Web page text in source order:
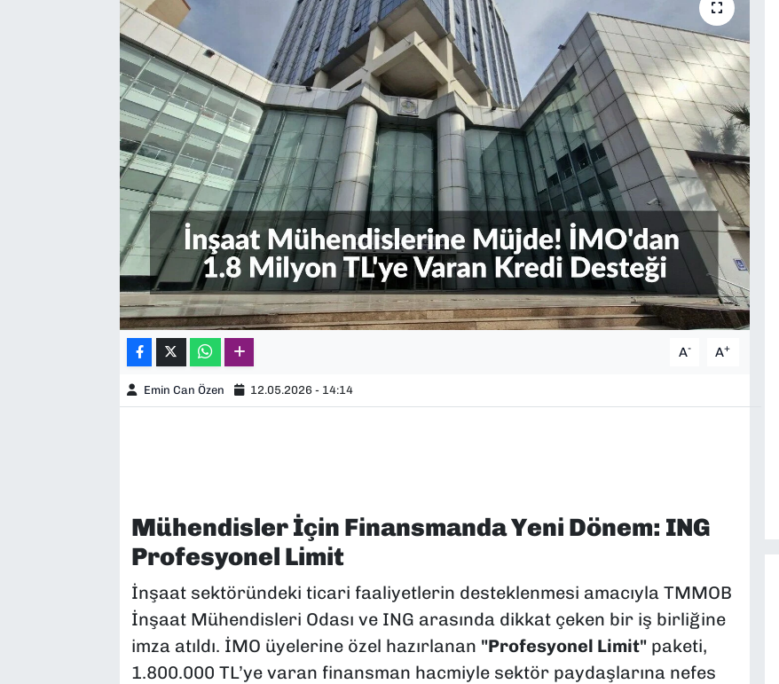
A- A+
Emin Can Özen 12.05.2026 - 14:14
Mühendisler İçin Finansmanda Yeni Dönem: ING
Profesyonel Limit
İnşaat sektöründeki ticari faaliyetlerin desteklenmesi amacıyla TMMOB
İnşaat Mühendisleri Odası ve ING arasında dikkat çeken bir iş birliğine
imza atıldı. İMO üyelerine özel hazırlanan "Profesyonel Limit"paketi,
1.800.000 TL’ye varan finansman hacmiyle sektör paydaşlarına nefes
TEKNOLOJİ
YEREL YÖNETİMLER